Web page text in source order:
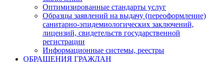
Оптимизированные стандарты услуг
Образцы заявлений на выдачу (переоформление)
санитарно-эпидемиологических заключений,
лицензий, свидетельств государственной
регистрации
Информационные системы, реестры
ОБРАЩЕНИЯ ГРАЖДАН